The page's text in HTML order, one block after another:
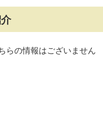
らの情報はございません